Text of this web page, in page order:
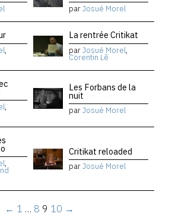
parJosué Morel
,
La rentrée Critikat
parJosué Morel,
Corentin Lê
,
Les Forbans de la
nuit
parJosué Morel
,
Critikat reloaded
parJosué Morel
← 1 … 8 9 10 →